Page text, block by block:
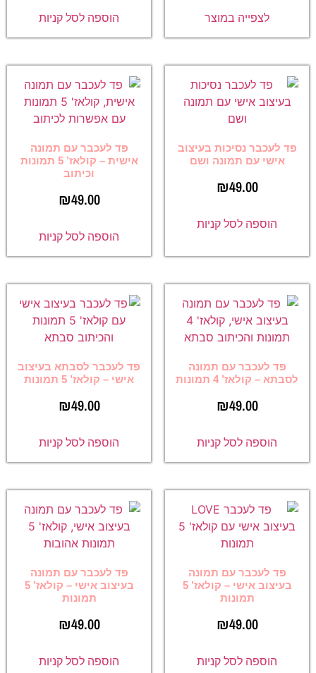
לצפייה במוצר הוספה לסל קניות
פד לעכבר נסיכות בעיצוב
אישי עם תמונה ושם
₪49.00
הוספה לסל קניות
פד לעכבר עם תמונה
אישית – קולאז’ 5 תמונות
וכיתוב
₪49.00
הוספה לסל קניות
פד לעכבר עם תמונה
לסבתא – קולאז’ 4 תמונות
₪49.00
הוספה לסל קניות
פד לעכבר לסבתא בעיצוב
אישי – קולאז’ 5 תמונות
₪49.00
הוספה לסל קניות
פד לעכבר עם תמונה
בעיצוב אישי – קולאז’ 5
תמונות
₪49.00
הוספה לסל קניות
פד לעכבר עם תמונה
בעיצוב אישי – קולאז’ 5
תמונות
₪49.00
הוספה לסל קניות